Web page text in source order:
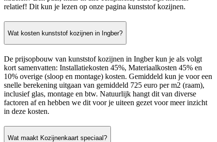
relatief! Dit kun je lezen op onze pagina kunststof kozijnen.
Wat kosten kunststof kozijnen in Ingber?
De prijsopbouw van kunststof kozijnen in Ingber kun je als volgt
kort samenvatten: Installatiekosten 45%, Materiaalkosten 45% en
10% overige (sloop en montage) kosten. Gemiddeld kun je voor een
snelle berekening uitgaan van gemiddeld 725 euro per m2 (raam),
inclusief glas, montage en btw. Natuurlijk hangt dit van diverse
factoren af en hebben we dit voor je uiteen gezet voor meer inzicht
in deze kosten.
Wat maakt Kozijnenkaart speciaal?